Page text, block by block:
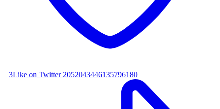
3Like on Twitter 2052043446135796180